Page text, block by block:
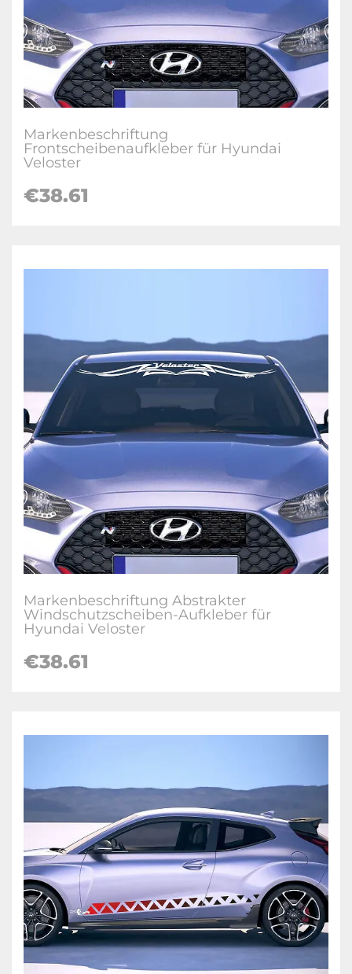
Markenbeschriftung
Frontscheibenaufkleber für Hyundai
Veloster
€38.61
Markenbeschriftung Abstrakter
Windschutzscheiben-Aufkleber für
Hyundai Veloster
€38.61